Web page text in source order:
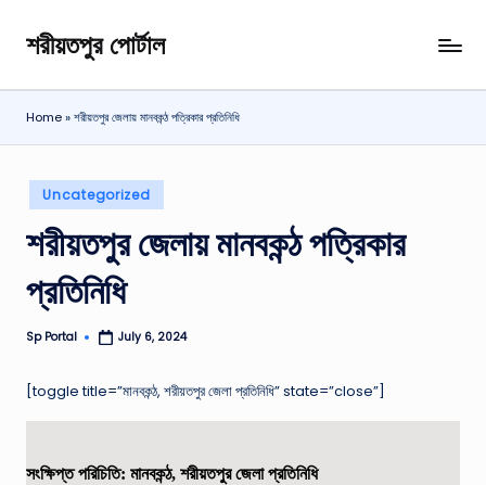
Skip
content
শরীয়তপুর পোর্টাল
শরীয়তপুর
জেলা
বিষয়ক
পোর্টাল
Home»শরীয়তপুর জেলায় মানবকন্ঠ পত্রিকার প্রতিনিধি
Posted
in
Uncategorized
শরীয়তপুর জেলায় মানবকন্ঠ পত্রিকার
প্রতিনিধি
Posted
Sp Portal July 6, 2024
[toggle title=”মানবকন্ঠ, শরীয়তপুর জেলা প্রতিনিধি” state=”close”]
সংক্ষিপ্ত পরিচিতি: মানবকন্ঠ, শরীয়তপুর জেলা প্রতিনিধি